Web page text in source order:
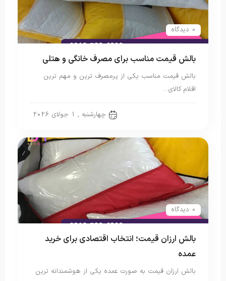
0 دیدگاه
بالش قیمت مناسب برای مصرف خانگی و هتلی
بالش قیمت مناسب یکی از پرمصرف ترین و مهم ترین
اقلام کالای…
چهارشنبه , 1 جولای 2026
0 دیدگاه
بالش ارزان قیمت؛ انتخاب اقتصادی برای خرید
عمده
بالش ارزان قیمت به صورت عمده یکی از هوشمندانه ترین